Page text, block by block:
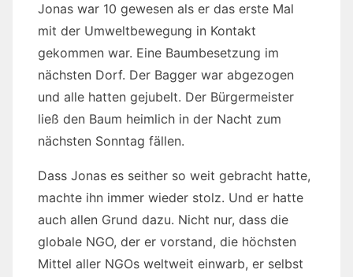
Jonas war 10 gewesen als er das erste Mal
mit der Umweltbewegung in Kontakt
gekommen war. Eine Baumbesetzung im
nächsten Dorf. Der Bagger war abgezogen
und alle hatten gejubelt. Der Bürgermeister
ließ den Baum heimlich in der Nacht zum
nächsten Sonntag fällen.
Dass Jonas es seither so weit gebracht hatte,
machte ihn immer wieder stolz. Und er hatte
auch allen Grund dazu. Nicht nur, dass die
globale NGO, der er vorstand, die höchsten
Mittel aller NGOs weltweit einwarb, er selbst